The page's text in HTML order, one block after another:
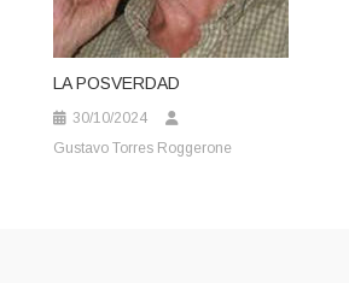
LA POSVERDAD
30/10/2024
Gustavo Torres Roggerone